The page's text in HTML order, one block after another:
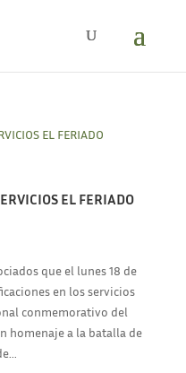
EL FERIADO
que el lunes 18 de
en los servicios
conmemorativo del
homenaje a la batalla de